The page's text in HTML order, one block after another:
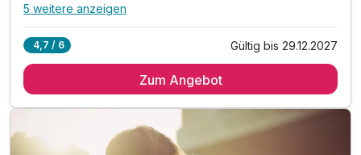
Alle Inklusivleistungen
3 x reichhaltiges Frühstück vom Buffet
1 x 1-stündige Hafenrundfahrt
1 x Hop on Hop off Stadtrundfahrt
5 weitere anzeigen
4,7 / 6 Gültig bis 29.12.2027
Zum Angebot